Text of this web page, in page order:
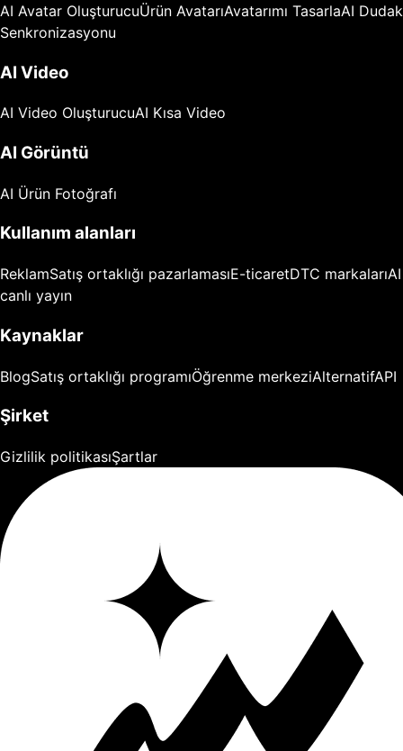
AI Avatar OluşturucuÜrün AvatarıAvatarımı TasarlaAI Dudak
Senkronizasyonu
AI Video
AI Video OluşturucuAI Kısa Video
AI Görüntü
AI Ürün Fotoğrafı
Kullanım alanları
ReklamSatış ortaklığı pazarlamasıE-ticaretDTC markalarıAI
canlı yayın
Kaynaklar
BlogSatış ortaklığı programıÖğrenme merkeziAlternatifAPI
Şirket
Gizlilik politikasıŞartlar